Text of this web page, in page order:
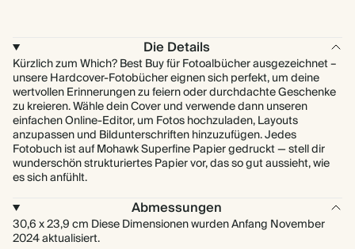
Die Details
Kürzlich zum Which? Best Buy für Fotoalbücher ausgezeichnet –
unsere Hardcover-Fotobücher eignen sich perfekt, um deine
wertvollen Erinnerungen zu feiern oder durchdachte Geschenke
zu kreieren. Wähle dein Cover und verwende dann unseren
einfachen Online-Editor, um Fotos hochzuladen, Layouts
anzupassen und Bildunterschriften hinzuzufügen. Jedes
Fotobuch ist auf Mohawk Superfine Papier gedruckt — stell dir
wunderschön strukturiertes Papier vor, das so gut aussieht, wie
es sich anfühlt.
Abmessungen
30,6 x 23,9 cm Diese Dimensionen wurden Anfang November
2024 aktualisiert.